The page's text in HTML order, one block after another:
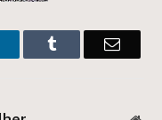
Tumblr Email